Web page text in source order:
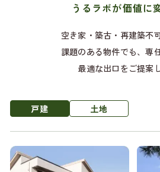
うるラボが価値に
空き家・築古・再建築不
課題のある物件でも、専
最適な出口をご提案
戸建 土地